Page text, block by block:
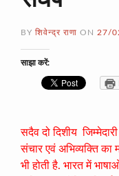
BY शिवेन्द्र राणा ON 27/
साझा करें:
सदैव दो दिशीय
संचार एवं अभिव्यक्ति का
भी होती है. भारत में